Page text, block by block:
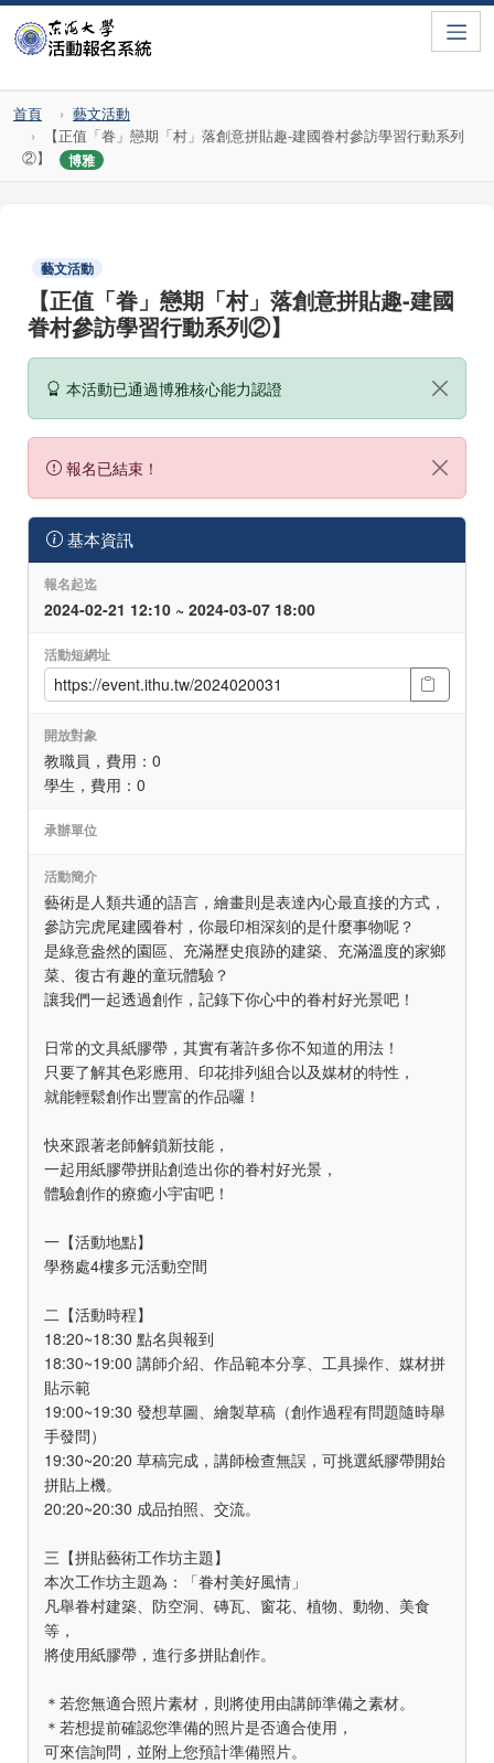
首頁
藝文活動
【正值「眷」戀期「村」落創意拼貼趣-建國眷村參訪學習行動系列
②】
博雅
藝文活動
【正值「眷」戀期「村」落創意拼貼趣-建國
眷村參訪學習行動系列②】
本活動已通過博雅核心能力認證
報名已結束！
基本資訊
報名起迄
2024-02-21 12:10 ~ 2024-03-07 18:00
活動短網址
開放對象
教職員，費用：0
學生，費用：0
承辦單位
活動簡介
藝術是人類共通的語言，繪畫則是表達內心最直接的方式，
參訪完虎尾建國眷村，你最印相深刻的是什麼事物呢？
是綠意盎然的園區、充滿歷史痕跡的建築、充滿溫度的家鄉
菜、復古有趣的童玩體驗？
讓我們一起透過創作，記錄下你心中的眷村好光景吧！
日常的文具紙膠帶，其實有著許多你不知道的用法！
只要了解其色彩應用、印花排列組合以及媒材的特性，
就能輕鬆創作出豐富的作品囉！
快來跟著老師解鎖新技能，
一起用紙膠帶拼貼創造出你的眷村好光景，
體驗創作的療癒小宇宙吧！
一【活動地點】
學務處4樓多元活動空間
二【活動時程】
18:20~18:30 點名與報到
18:30~19:00 講師介紹、作品範本分享、工具操作、媒材拼
貼示範
19:00~19:30 發想草圖、繪製草稿（創作過程有問題隨時舉
手發問）
19:30~20:20 草稿完成，講師檢查無誤，可挑選紙膠帶開始
拼貼上機。
20:20~20:30 成品拍照、交流。
三【拼貼藝術工作坊主題】
本次工作坊主題為：「眷村美好風情」
凡舉眷村建築、防空洞、磚瓦、窗花、植物、動物、美食
等，
將使用紙膠帶，進行多拼貼創作。
＊若您無適合照片素材，則將使用由講師準備之素材。
＊若想提前確認您準備的照片是否適合使用，
可來信詢問，並附上您預計準備照片。